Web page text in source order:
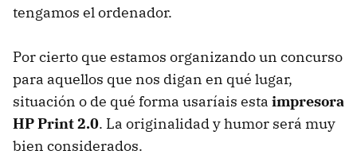
tengamos el ordenador.
Por cierto que estamos organizando un concurso
para aquellos que nos digan en qué lugar,
situación o de qué forma usaríais esta impresora
HP Print 2.0. La originalidad y humor será muy
bien considerados.